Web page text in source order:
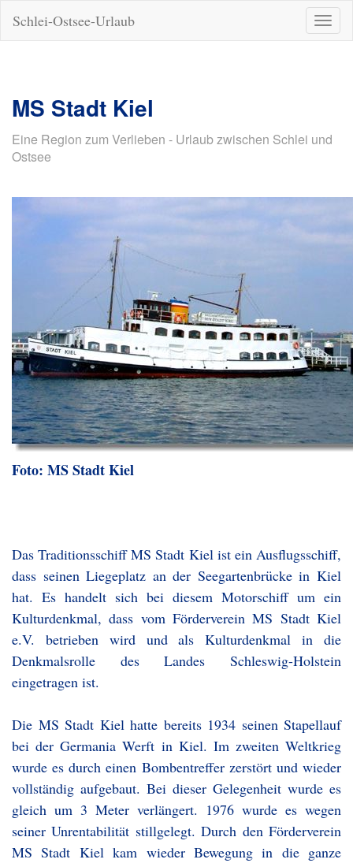
ein-/
Schlei-Ostsee-Urlaub
MS Stadt Kiel
Eine Region zum Verlieben - Urlaub zwischen Schlei und
Ostsee
Foto: MS Stadt Kiel
Das Traditionsschiff MS Stadt Kiel ist ein Ausflugsschiff,
dass seinen Liegeplatz an der Seegartenbrücke in Kiel
hat. Es handelt sich bei diesem Motorschiff um ein
Kulturdenkmal, dass vom Förderverein MS Stadt Kiel
e.V. betrieben wird und als Kulturdenkmal in die
Denkmalsrolle des Landes Schleswig-Holstein
eingetragen ist.
Die MS Stadt Kiel hatte bereits 1934 seinen Stapellauf
bei der Germania Werft in Kiel. Im zweiten Weltkrieg
wurde es durch einen Bombentreffer zerstört und wieder
vollständig aufgebaut. Bei dieser Gelegenheit wurde es
gleich um 3 Meter verlängert. 1976 wurde es wegen
seiner Unrentabilität stillgelegt. Durch den Förderverein
MS Stadt Kiel kam wieder Bewegung in die ganze